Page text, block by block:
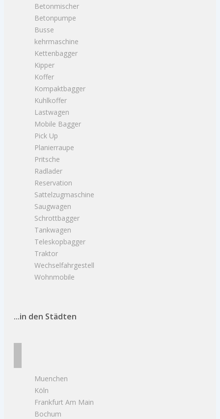
Betonmischer
Betonpumpe
Busse
kehrmaschine
Kettenbagger
Kipper
Koffer
Kompaktbagger
Kuhlkoffer
Lastwagen
Mobile Bagger
Pick Up
Planierraupe
Pritsche
Radlader
Reservation
Sattelzugmaschine
Saugwagen
Schrottbagger
Tankwagen
Teleskopbagger
Traktor
Wechselfahrgestell
Wohnmobile
...in den Städten
Muenchen
Köln
Frankfurt Am Main
Bochum